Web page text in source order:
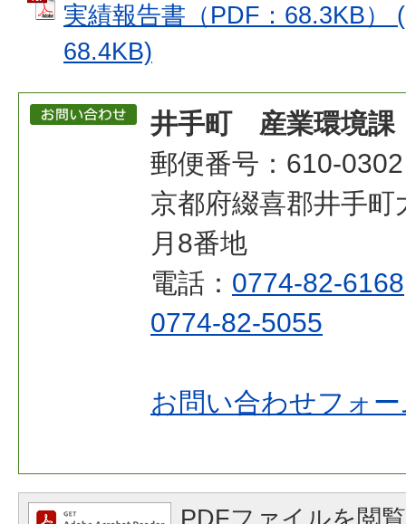
実績報告書（PDF：68.3KB）
68.4KB)
井手町 産業環境課
郵便番号：610-0302
京都府綴喜郡井手
月8番地
電話： 0774-82-6168
0774-82-5055
お問い合わせフォ
PDFファイルを閲